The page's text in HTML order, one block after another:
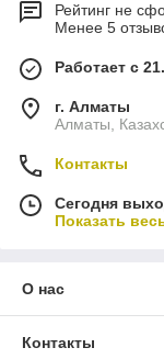
Рейтинг не
Менее 5
Работает с
г. Алматы
Алматы,
Контакты
Сегодня
Показать
О нас
Контакты